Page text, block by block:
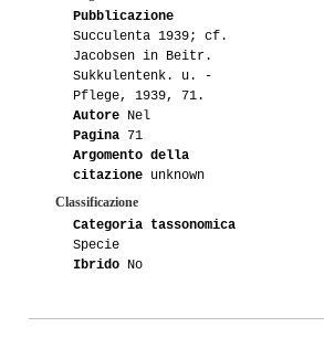
Pubblicazione
Succulenta 1939; cf.
Jacobsen in Beitr.
Sukkulentenk. u. -
Pflege, 1939, 71.
Autore Nel
Pagina 71
Argomento della
citazione unknown
Classificazione
Categoria tassonomica
Specie
Ibrido No